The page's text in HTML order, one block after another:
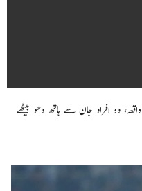
دو افراد جان سے ہاتھ دھو بیٹھے